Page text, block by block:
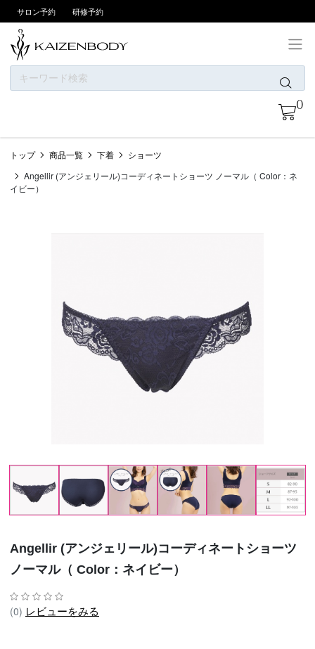
サロン予約 研修予約
0
ニュース
カテゴリー
トップ 商品一覧 下着
ショーツ
Angellir (アンジェリール)コーディネートショーツ ノーマル（ Color：ネ
イビー）
Angellir (アンジェリール)コーディネートショーツ
ノーマル（ Color：ネイビー）
(0) レビューをみる